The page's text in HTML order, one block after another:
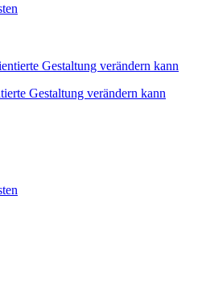
Gestaltung verändern kann